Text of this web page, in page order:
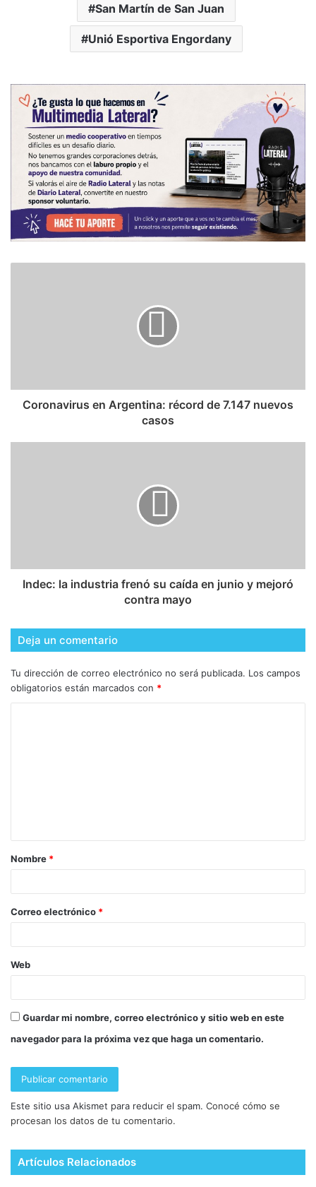
San Martín de San Juan
Unió Esportiva Engordany
Coronavirus en Argentina: récord de 7.147 nuevos
casos
Indec: la industria frenó su caída en junio y mejoró
contra mayo
Deja un comentario
Tu dirección de correo electrónico no será publicada. Los campos
obligatorios están marcados con *
Nombre *
Correo electrónico *
Web
Guardar mi nombre, correo electrónico y sitio web en este
navegador para la próxima vez que haga un comentario.
Este sitio usa Akismet para reducir el spam. Conocé cómo se
procesan los datos de tu comentario.
Artículos Relacionados